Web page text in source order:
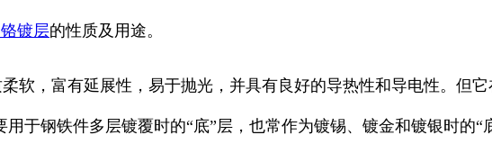
镀层的性质及用途。
软，富有延展性，易于抛光，并具有良好的导热性和导电性。但
于钢铁件多层镀覆时的“底”层，也常作为镀锡、镀金和镀银时的